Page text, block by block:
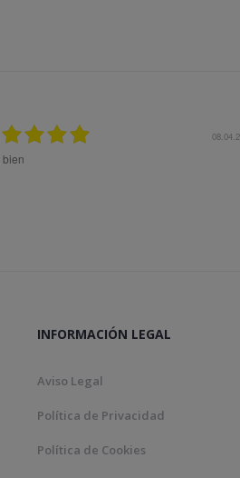
08.04.2026
Bon tracte, molta rapidesa en
INFORMACIÓN LEGAL
Aviso Legal
Política de Privacidad
Política de Cookies